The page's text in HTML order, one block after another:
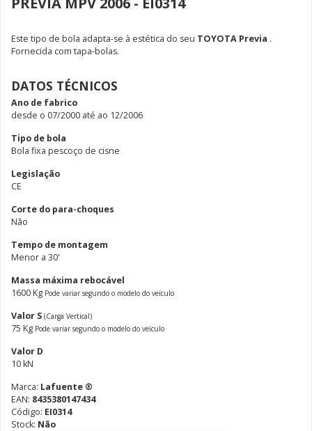
Este tipo de bola adapta-se à estética do seu TOYOTA Previa .
Fornecida com tapa-bolas.
DATOS TÉCNICOS
Ano de fabrico
desde o 07/2000 até ao 12/2006
Tipo de bola
Bola fixa pescoço de cisne
Legislação
CE
Corte do para-choques
Não
Tempo de montagem
Menor a 30'
Massa máxima rebocável
1600 Kg Pode variar segundo o modelo do veículo
Valor S (Carga Vertical)
75 Kg Pode variar segundo o modelo do veículo
Valor D
10 kN
Marca: Lafuente ®
EAN: 8435380147434
Código: EI0314
Stock: Não